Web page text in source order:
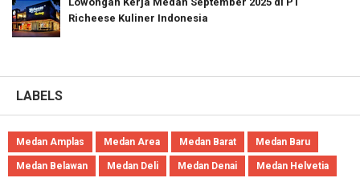
Richeese Kuliner Indonesia
LABELS
Medan Amplas Medan Area Medan Barat Medan Baru
Medan Belawan Medan Deli Medan Denai Medan Helvetia